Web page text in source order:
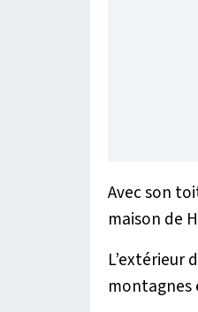
Avec son
maison de
L’extérieur